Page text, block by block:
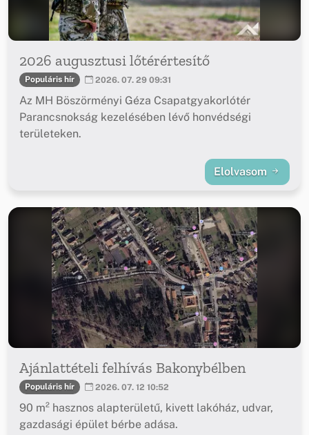
2026 augusztusi lőtérértesítő
Populáris hír 2026. 07. 29 09:31
Az MH Böszörményi Géza Csapatgyakorlótér
Parancsnokság kezelésében lévő honvédségi
területeken.
Elolvasom
Ajánlattételi felhívás Bakonybélben
Populáris hír 2026. 07. 12 10:52
90 m² hasznos alapterületű, kivett lakóház, udvar,
gazdasági épület bérbe adása.